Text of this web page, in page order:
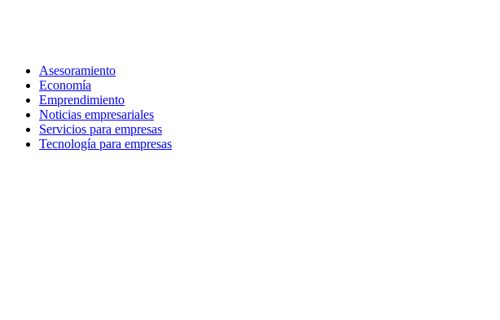
Asesoramiento
Economía
Emprendimiento
Noticias empresariales
Servicios para empresas
Tecnología para empresas